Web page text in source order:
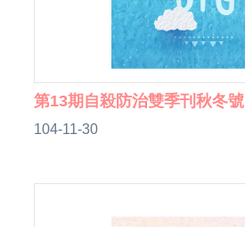
第13期自殺防治雙季刊秋冬號
104-11-30